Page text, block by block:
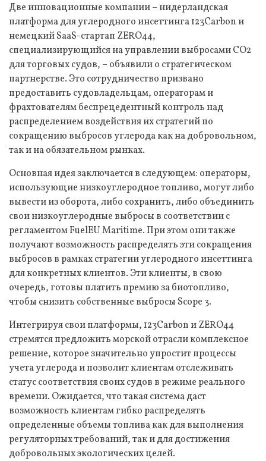
Две инновационные компании – нидерландская
платформа для углеродного инсеттинга 123Carbon и
немецкий SaaS-стартап ZERO44,
специализирующийся на управлении выбросами CO2
для торговых судов, – объявили о стратегическом
партнерстве. Это сотрудничество призвано
предоставить судовладельцам, операторам и
фрахтователям беспрецедентный контроль над
распределением воздействия их стратегий по
сокращению выбросов углерода как на добровольном,
так и на обязательном рынках.
Основная идея заключается в следующем: операторы,
использующие низкоуглеродное топливо, могут либо
вывести из оборота, либо сохранить, либо объединить
свои низкоуглеродные выбросы в соответствии с
регламентом FuelEU Maritime. При этом они также
получают возможность распределять эти сокращения
выбросов в рамках стратегии углеродного инсеттинга
для конкретных клиентов. Эти клиенты, в свою
очередь, готовы платить премию за биотопливо,
чтобы снизить собственные выбросы Scope 3.
Интегрируя свои платформы, 123Carbon и ZERO44
стремятся предложить морской отрасли комплексное
решение, которое значительно упростит процессы
учета углерода и позволит клиентам отслеживать
статус соответствия своих судов в режиме реального
времени. Ожидается, что такая система даст
возможность клиентам гибко распределять
определенные объемы топлива как для выполнения
регуляторных требований, так и для достижения
добровольных экологических целей.